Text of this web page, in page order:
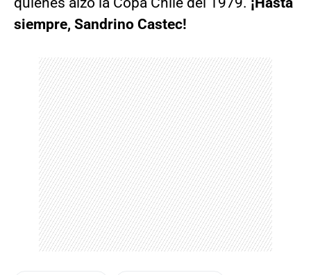
siempre, Sandrino Castec!